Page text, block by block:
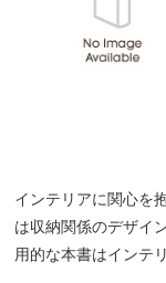
インテリアに関心を
は収納関係のデザイ
用的な本書はインテ